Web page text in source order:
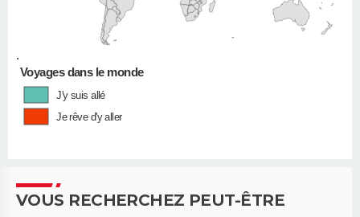
•
Voyages dans le monde
J'y suis allé
Je rêve d'y aller
VOUS RECHERCHEZ PEUT-ÊTRE